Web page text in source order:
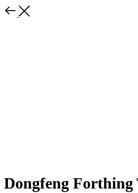
Dongfeng Forthing